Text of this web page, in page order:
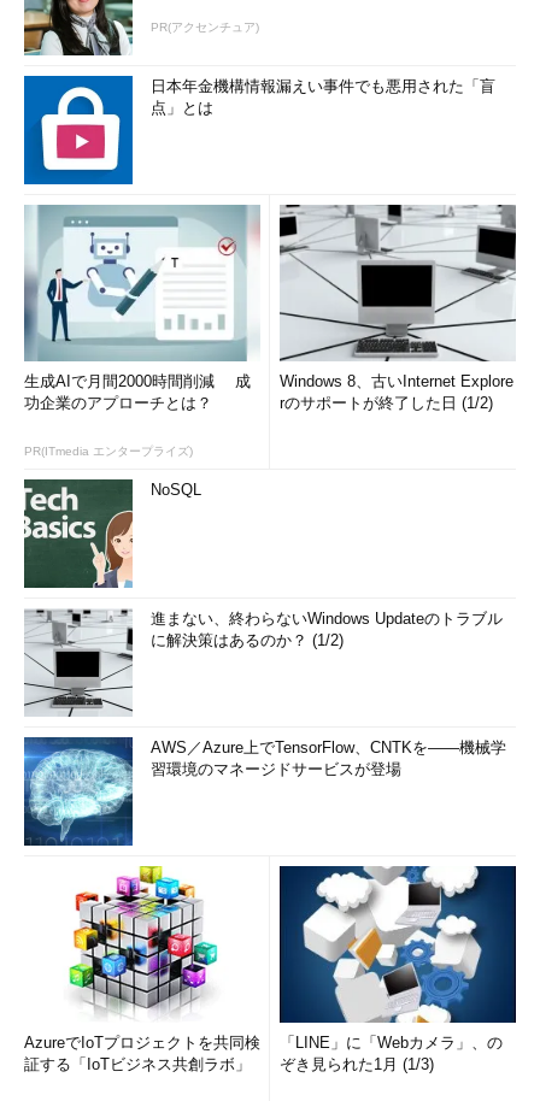
PR(アクセンチュア)
日本年金機構情報漏えい事件でも悪用された「盲
点」とは
生成AIで月間2000時間削減 成
功企業のアプローチとは？
PR(ITmedia エンタープライズ)
Windows 8、古いInternet Explore
rのサポートが終了した日 (1/2)
NoSQL
進まない、終わらないWindows Updateのトラブル
に解決策はあるのか？ (1/2)
AWS／Azure上でTensorFlow、CNTKを――機械学
習環境のマネージドサービスが登場
AzureでIoTプロジェクトを共同検
証する「IoTビジネス共創ラボ」
「LINE」に「Webカメラ」、の
ぞき見られた1月 (1/3)